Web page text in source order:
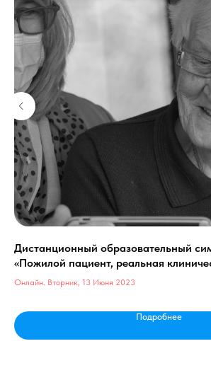
Дистанционный образовательный
«Пожилой пациент, реальная
Онлайн. Вторник, 13 Июня 2023
Подробнее